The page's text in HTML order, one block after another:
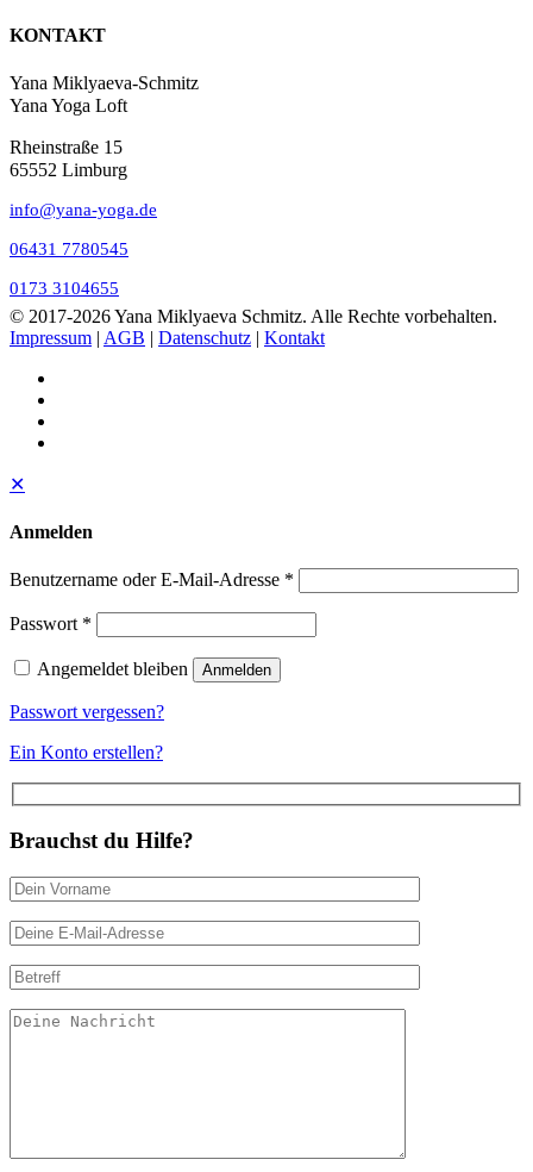
KONTAKT
Yana Miklyaeva-Schmitz
Yana Yoga Loft
Rheinstraße 15
65552 Limburg
info@yana-yoga.de
06431 7780545
0173 3104655
© 2017-2026 Yana Miklyaeva Schmitz. Alle Rechte vorbehalten.
Impressum | AGB | Datenschutz | Kontakt
✕
Anmelden
Benutzername oder E-Mail-Adresse *
Passwort *
Angemeldet bleiben Anmelden
Passwort vergessen?
Ein Konto erstellen?
Brauchst du Hilfe?